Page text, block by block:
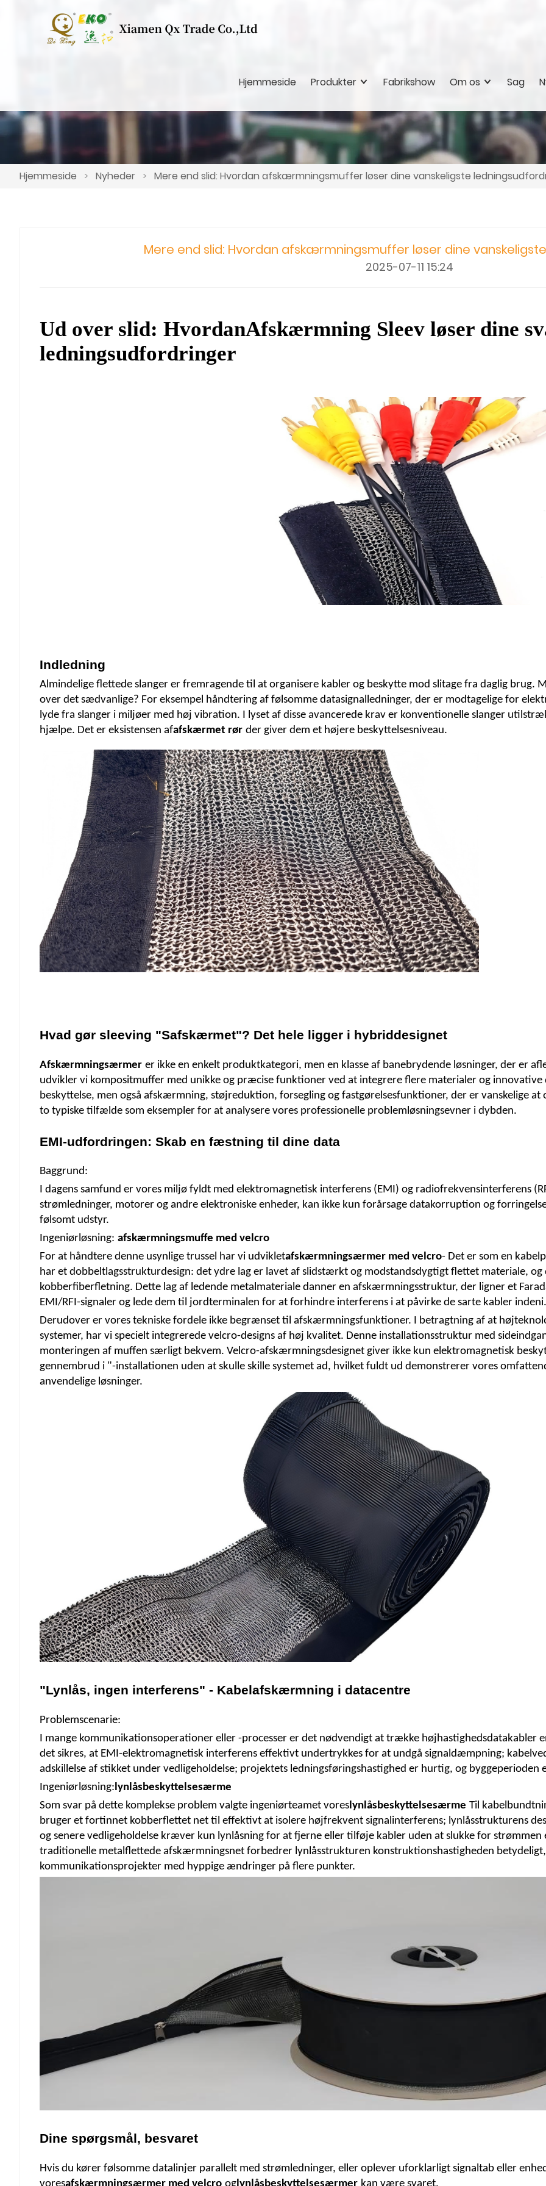
Hjemmeside Produkter Fabrikshow Om os Sag
Hjemmeside > Nyheder > Mere end slid: Hvordan afskærmningsmuffer løser dine vanskeligste
Mere end slid: Hvordan afskærmningsmuffer løser dine
2025-07-11 15:24
Ud over slid: HvordanAfskærmning Sleev løser dine
ledningsudfordringer
Indledning
Almindelige flettede slanger er fremragende til at organisere kabler og beskytte mod slitage fra daglig brug.
over det sædvanlige? For eksempel håndtering af følsomme datasignalledninger, der er modtagelige for
lyde fra slanger i miljøer med høj vibration. I lyset af disse avancerede krav er konventionelle slanger
hjælpe. Det er eksistensen afafskærmet rør der giver dem et højere beskyttelsesniveau.
Hvad gør sleeving "Safskærmet"? Det hele ligger i hybriddesignet
Afskærmningsærmer er ikke en enkelt produktkategori, men en klasse af banebrydende løsninger, der er
udvikler vi kompositmuffer med unikke og præcise funktioner ved at integrere flere materialer og innovative
beskyttelse, men også afskærmning, støjreduktion, forsegling og fastgørelsesfunktioner, der er vanskelige
to typiske tilfælde som eksempler for at analysere vores professionelle problemløsningsevner i dybden.
EMI-udfordringen: Skab en fæstning til dine data
Baggrund:
I dagens samfund er vores miljø fyldt med elektromagnetisk interferens (EMI) og radiofrekvensinterferens
strømledninger, motorer og andre elektroniske enheder, kan ikke kun forårsage datakorruption og
følsomt udstyr.
Ingeniørløsning: afskærmningsmuffe med velcro
For at håndtere denne usynlige trussel har vi udvikletafskærmningsærmer med velcro- Det er som en
har et dobbeltlagsstrukturdesign: det ydre lag er lavet af slidstærkt og modstandsdygtigt flettet materiale,
kobberfiberfletning. Dette lag af ledende metalmateriale danner en afskærmningsstruktur, der ligner et
EMI/RFI-signaler og lede dem til jordterminalen for at forhindre interferens i at påvirke de sarte kabler indeni.
Derudover er vores tekniske fordele ikke begrænset til afskærmningsfunktioner. I betragtning af at
systemer, har vi specielt integrerede velcro-designs af høj kvalitet. Denne installationsstruktur med
monteringen af ​​muffen særligt bekvem. Velcro-afskærmningsdesignet giver ikke kun elektromagnetisk
gennembrud i "-installationen uden at skulle skille systemet ad, hvilket fuldt ud demonstrerer vores
anvendelige løsninger.
"Lynlås, ingen interferens" - Kabelafskærmning i datacentre
Problemscenarie:
I mange kommunikationsoperationer eller -processer er det nødvendigt at trække højhastighedsdatakabler
det sikres, at EMI-elektromagnetisk interferens effektivt undertrykkes for at undgå signaldæmpning;
adskillelse af stikket under vedligeholdelse; projektets ledningsføringshastighed er hurtig, og byggeperioden
Ingeniørløsning:lynlåsbeskyttelsesærme
Som svar på dette komplekse problem valgte ingeniørteamet voreslynlåsbeskyttelsesærme Til
bruger et fortinnet kobberflettet net til effektivt at isolere højfrekvent signalinterferens; lynlåsstrukturens
og senere vedligeholdelse kræver kun lynlåsning for at fjerne eller tilføje kabler uden at slukke for
traditionelle metalflettede afskærmningsnet forbedrer lynlåsstrukturen konstruktionshastigheden
kommunikationsprojekter med hyppige ændringer på flere punkter.
Dine spørgsmål, besvaret
Hvis du kører følsomme datalinjer parallelt med strømledninger, eller oplever uforklarligt signaltab eller